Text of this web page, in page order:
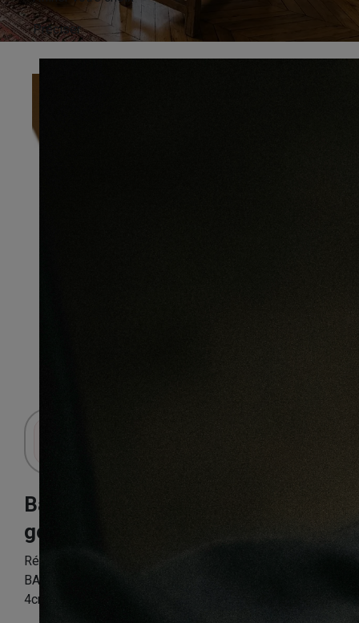
Préciser
Barre de seuil
gold 4cm 2.70ml
Référence:
BARRE DE SEUIL GOLD JONCTION 2.70ML (69150)
4cm